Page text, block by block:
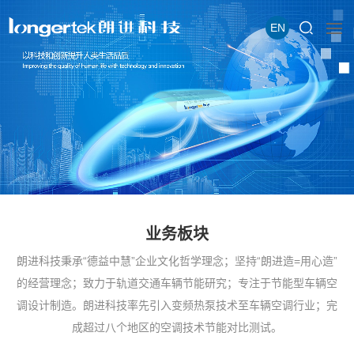
EN
业务板块
朗进科技秉承“德益中慧”企业文化哲学理念；坚持“朗进造=用心造”
的经营理念；致力于轨道交通车辆节能研究；专注于节能型车辆空
调设计制造。朗进科技率先引入变频热泵技术至车辆空调行业；完
成超过八个地区的空调技术节能对比测试。